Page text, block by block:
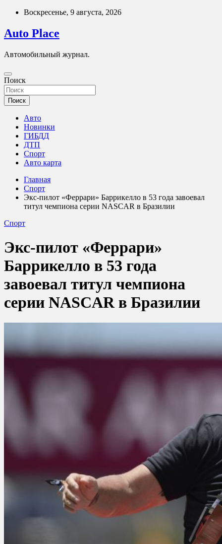
Перейти
содержимому
Воскресенье, 9 августа, 2026
Auto Place
Автомобильный журнал.
Поиск
Поиск
Авто
Новинки
ГИБДД
ДТП
Спорт
Авто карта
Главная
Спорт
Экс‑пилот «Феррари» Баррикелло в 53 года завоевал
титул чемпиона серии NASCAR в Бразилии
Спорт
Экс‑пилот «Феррари»
Баррикелло в 53 года
завоевал титул чемпиона
серии NASCAR в Бразилии